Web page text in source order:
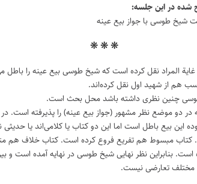
شده در این جلسه:
شیخ طوسی با جواز بیع عینه
❋ ❋ ❋
المراد نقل کرده است که شیخ طوسی بیع عینه را باطل
هم از شهید اول نقل کرده‌اند.
چنین نظری داشته باشد محل بحث است.
در دو موضع نظر مشهور (جواز بیع عینه) را پذیرفته است.
این بیع باطل است اما این دو کتاب یا کلامی‌اند یا حدیثی
کتاب مبسوط هم تفریع فروع کرده است. کتاب خلاف هم
است. بنابراین نظر نهایی شیخ طوسی در نهایه آمده است و
مختلف تعارضی نیست.